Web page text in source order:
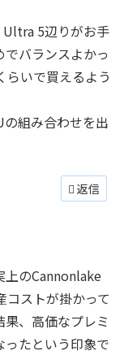
5辺りがお手
バランスよかっ
らいで買えるよう
の組み合わせを出
返信
のCannonlake
ストが掛かって
、高価なプレミ
ったという印象で